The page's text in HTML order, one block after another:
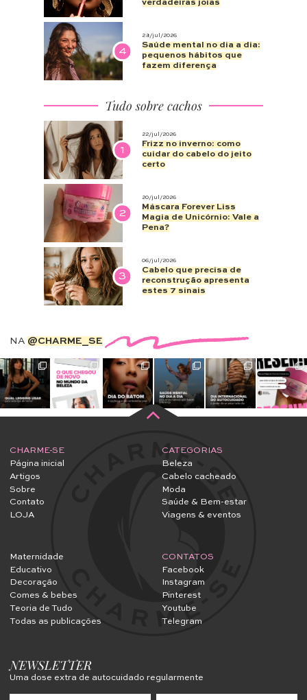
verdadeiras joias
4
28/jul/2026
Saúde mental no dia a dia:
pequenos hábitos que
fazem diferença
Tudo sobre cachos
1
22/jul/2026
Frizz no inverno: como
cuidar do cabelo do jeito
certo
2
20/jul/2026
Máscara Forever Liss
Magia de Unicórnio: Vale a
Pena?
3
06/jul/2026
Cabelo que precisa de
reconstrução apresenta
estes 7 sinais
NA @CHARME_SE
CHARME-SE
Página inicial
Artigos
Sobre
Contato
LOJA
CATEGORIAS
Beleza
Cabelo cacheado
Moda
Saúde & Bem-estar
Viagens & eventos
Maternidade
Educativo
Decoração
Comes & bebes
Teoria de Tudo
Todas as publicações
CONTATOS
Facebook
Instagram
Pinterest
Youtube
Telegram
NEWSLETTER
Uma dose extra de autocuidado regularmente